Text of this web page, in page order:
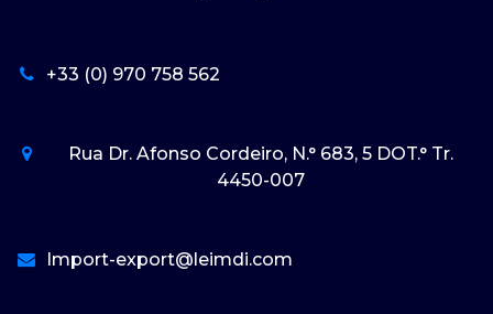
+33 (0) 970 758 562
Rua Dr. Afonso Cordeiro, N.° 683, 5 DOT.° Tr.
4450-007
Import-export@leimdi.com